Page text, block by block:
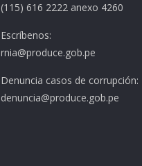
(115) 616 2222 anexo 4260
Escríbenos:
rnia@produce.gob.pe
Denuncia casos de corrupción:
denuncia@produce.gob.pe